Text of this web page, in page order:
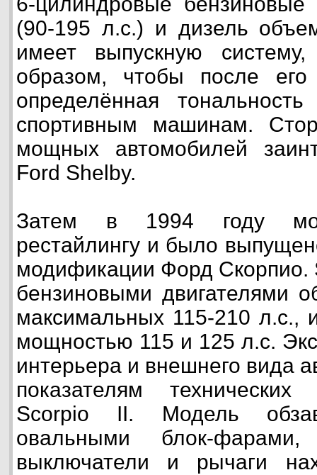
(90-195 л.с.) и дизель
имеет выпускную
образом, чтобы после
определённая
спортивным машинам.
мощных автомобилей
Ford Shelby.
Затем в 1994 году
рестайлингу и было
модификации Форд Скорпио.
бензиновыми двигателями
максимальных 115-210 л.с.,
мощностью 115 и 125 л.с.
интерьера и внешнего вида
показателям технических
Scorpio II. Модель
овальными блок-
выключатели и рычаги